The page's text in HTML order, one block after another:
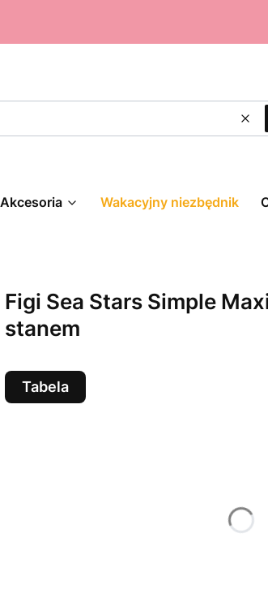
Akcesoria Wakacyjny niezbędnik
Figi Sea Stars Simple
stanem
Tabela